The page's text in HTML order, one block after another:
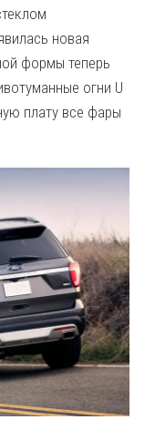
новая
формы теперь
огни U
плату все фары